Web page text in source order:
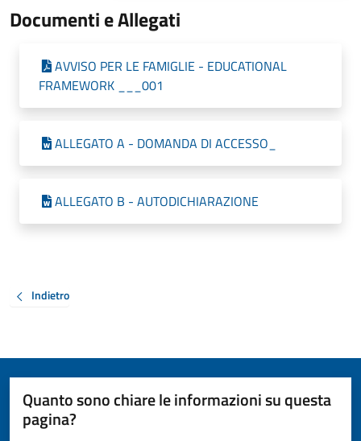
Documenti e Allegati
AVVISO PER LE FAMIGLIE - EDUCATIONAL
FRAMEWORK ___001
ALLEGATO A - DOMANDA DI ACCESSO_
ALLEGATO B - AUTODICHIARAZIONE
Indietro
Quanto sono chiare le informazioni su questa
pagina?